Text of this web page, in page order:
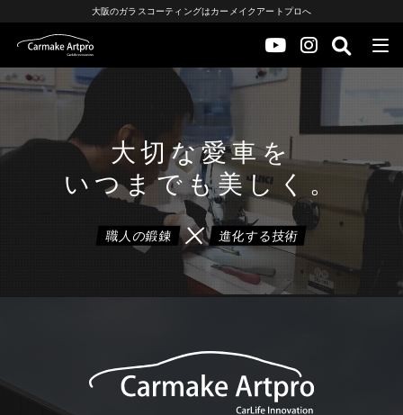
大阪のガラスコーティングはカーメイクアートプロへ
大切な愛車を
いつまでも美しく。
職人の鍛錬 進化する技術